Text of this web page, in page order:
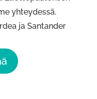
yhteydessä.
ja Santander